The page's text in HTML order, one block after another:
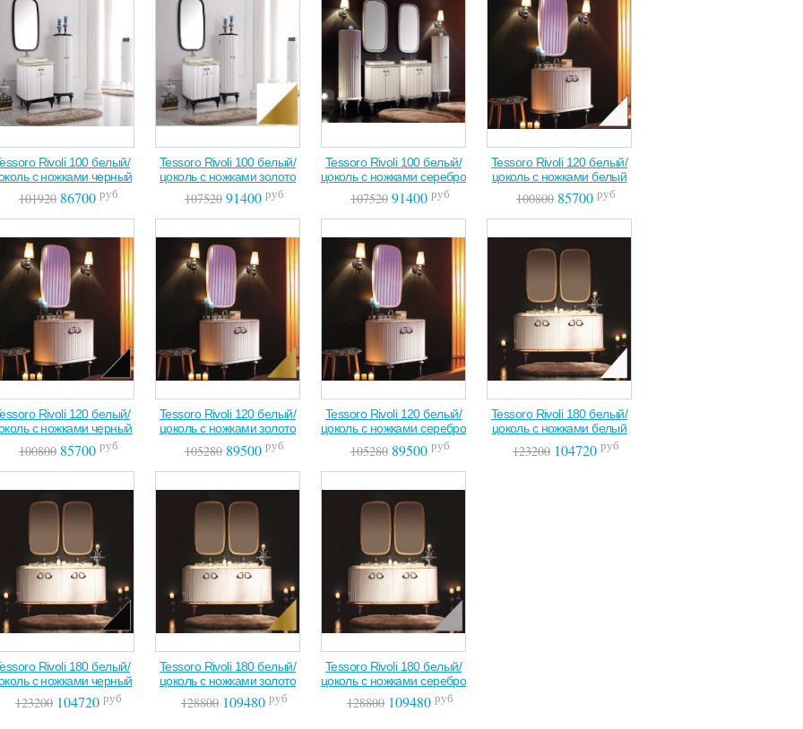
Rivoli 100 белый/
с ножками черный
101920 86700 руб
Tessoro Rivoli 100 белый/
цоколь с ножками золото
107520 91400 руб
Tessoro Rivoli 100 белый/
цоколь с ножками серебро
107520 91400 руб
Tessoro Rivoli 120 белый/
цоколь с ножками белый
100800 85700 руб
Rivoli 120 белый/
с ножками черный
100800 85700 руб
Tessoro Rivoli 120 белый/
цоколь с ножками золото
105280 89500 руб
Tessoro Rivoli 120 белый/
цоколь с ножками серебро
105280 89500 руб
Tessoro Rivoli 180 белый/
цоколь с ножками белый
123200 104720 руб
Rivoli 180 белый/
с ножками черный
123200 104720 руб
Tessoro Rivoli 180 белый/
цоколь с ножками золото
128800 109480 руб
Tessoro Rivoli 180 белый/
цоколь с ножками серебро
128800 109480 руб